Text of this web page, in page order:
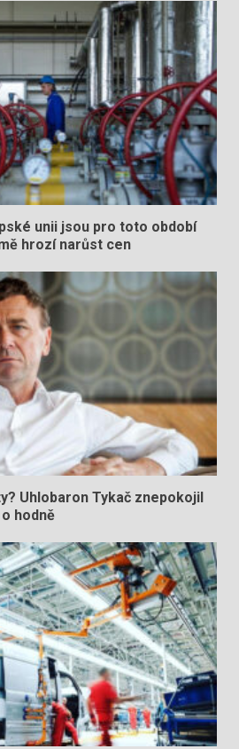
unii jsou pro toto období
hrozí narůst cen
Uhlobaron Tykač znepokojil
hodně